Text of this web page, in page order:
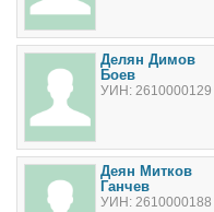
Делян Димов
Боев
УИН: 2610000129
Деян Митков
Ганчев
УИН: 2610000188